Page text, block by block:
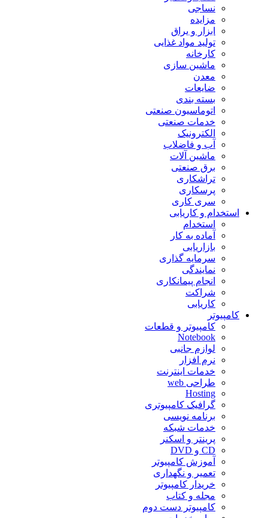
نساجی
مزایده
ابزار و یراق
تولید مواد غذایی
کارخانه
ماشین سازی
معدن
ضایعات
بسته بندی
اتوماسیون صنعتی
خدمات صنعتی
الکترونیک
آب و فاضلاب
ماشین آلات
برق صنعتی
تراشکاری
پرسکاری
سری کاری
استخدام و کاریابی
استخدام
آماده به کار
بازاریابی
سرمایه گذاری
نمایندگی
انجام پیمانکاری
شراکت
کاریابی
کامپیوتر
کامپیوتر و قطعات
Notebook
لوازم جانبی
نرم افزار
خدمات اینترنت
طراحی web
Hosting
گرافیک کامپیوتری
برنامه نویسی
خدمات شبکه
پرینتر و اسکنر
CD و DVD
آموزش کامپیوتر
تعمیر و نگهداری
خریدار کامپیوتر
مجله و کتاب
کامپیوتر دست دوم